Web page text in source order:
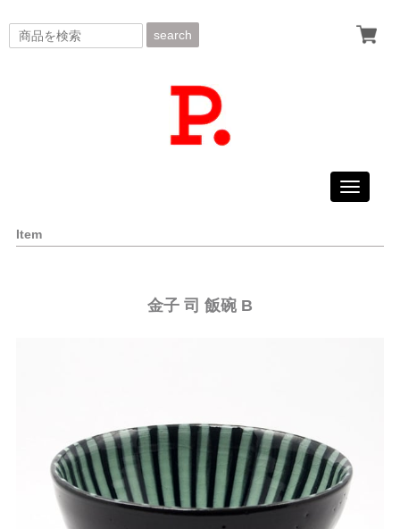
search
Toggle
Item
金子 司 飯碗 B